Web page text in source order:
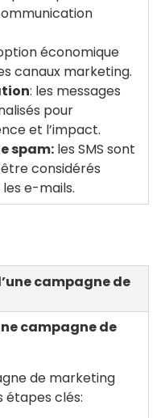
économique
canaux marketing.
: les messages
pour
et l’impact.
spam: les SMS sont
considérés
e-mails.
campagne de
campagne de
de marketing
étapes clés: